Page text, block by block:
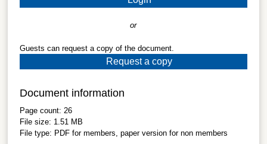
or
Guests can request a copy of the document.
Request a copy
Document information
Page count:26
File size: 1.51 MB
File type: PDF for members, paper version for non members